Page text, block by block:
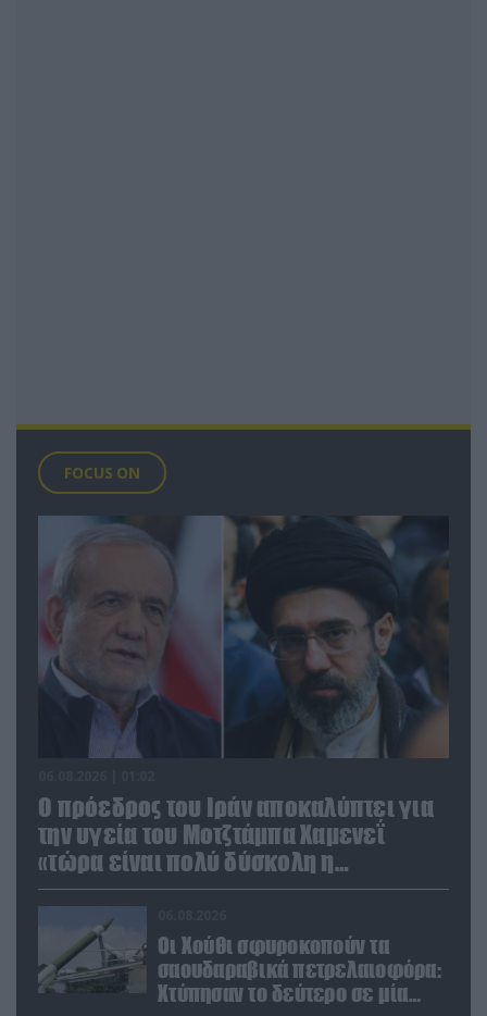
FOCUS ON
Ο πρόεδρος του Ιράν αποκαλύπτει για
την υγεία του Μοτζτάμπα Χαμενεΐ
«τώρα είναι πολύ δύσκολη η
επικοινωνία»
Οι Χούθι σφυροκοπούν τα
σαουδαραβικά πετρελαιοφόρα:
Χτύπησαν το δεύτερο σε μία